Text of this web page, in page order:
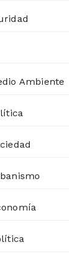
Ambiente